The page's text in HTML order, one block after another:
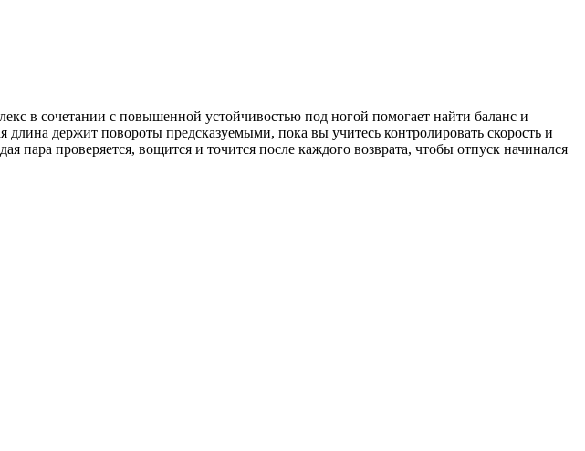
в сочетании с повышенной устойчивостью под ногой помогает найти баланс и
держит повороты предсказуемыми, пока вы учитесь контролировать скорость и
проверяется, вощится и точится после каждого возврата, чтобы отпуск начинался